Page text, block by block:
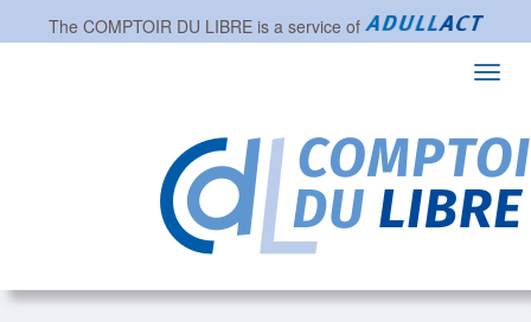
The COMPTOIR DU LIBREis a service of